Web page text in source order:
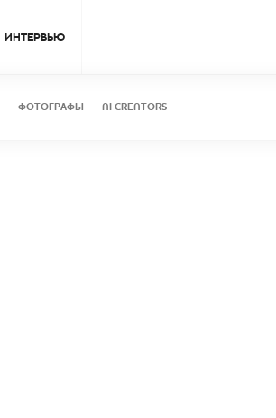
ИНТЕРВЬЮ
ФОТОГРАФЫ AI CREATORS